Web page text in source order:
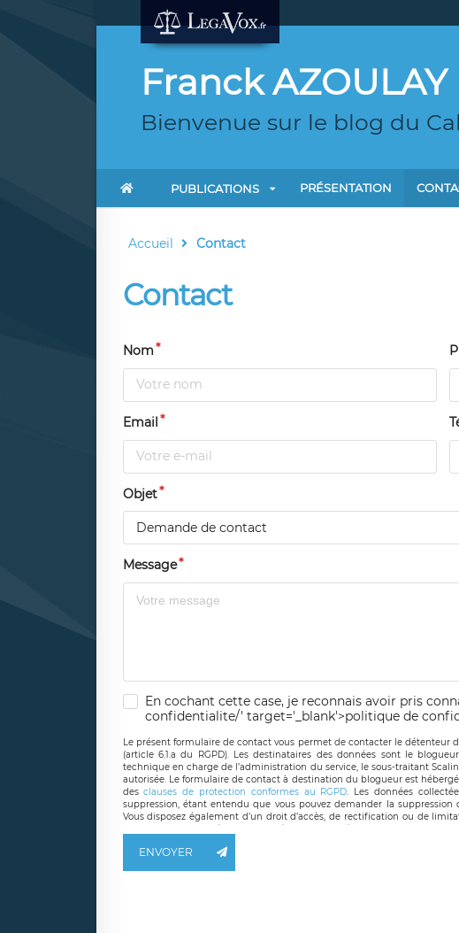
Franck AZOULAY
Bienvenue sur le blog du
PUBLICATIONS PRÉSENTATION
Accueil Contact
Contact
Nom
Email
Objet
Demande de contact
Message
En cochant cette case, je reconnais avoir pris
confidentialite/' target='_blank'>politique de
Le présent formulaire de contact vous permet de contacter le détenteur
(article 6.1.a du RGPD). Les destinataires des données sont le
technique en charge de l’administration du service, le sous-traitant
autorisée. Le formulaire de contact à destination du blogueur est
desclauses de protection conformes au RGPD. Les données
suppression, étant entendu que vous pouvez demander la
Vous disposez également d’un droit d’accès, de rectification ou de
responsable de traitement est la société LÉGAVOX, sis 9
ENVOYER